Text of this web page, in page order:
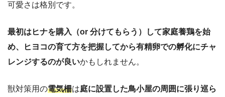
可愛さは格別です。
最初はヒナを購入（or 分けてもらう）して家庭養鶏を始
め、ヒヨコの育て方を把握してから有精卵での孵化にチャ
レンジするのが良いかもしれません。
獣対策用の電気柵は庭に設置した鳥小屋の周囲に張り巡ら